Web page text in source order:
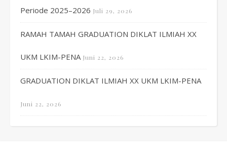
Periode 2025–2026 Juli 29, 2026
RAMAH TAMAH GRADUATION DIKLAT ILMIAH XX
UKM LKIM-PENA Juni 22, 2026
GRADUATION DIKLAT ILMIAH XX UKM LKIM-PENA
Juni 22, 2026